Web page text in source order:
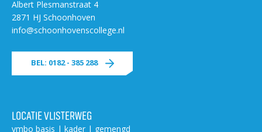
Albert Plesmanstraat 4
2871 HJ Schoonhoven
info@schoonhovenscollege.nl
BEL: 0182 - 385 288
LOCATIE VLISTERWEG
vmbo basis | kader | gemengd